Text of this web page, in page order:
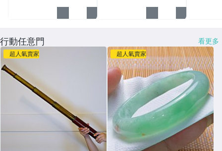
行動任意門 看更多
超人氣賣家 超人氣賣家